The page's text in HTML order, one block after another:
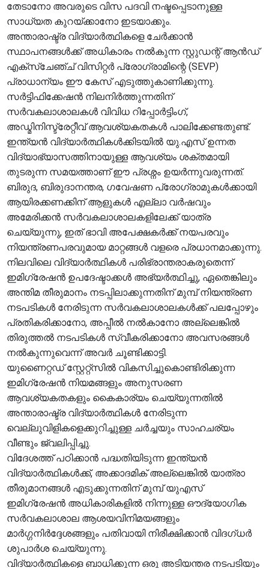
തേടാനോ അവരുടെ വിസ പദവി നഷ്ടപ്പെടാനുള്ള
സാധ്യത കുറയ്ക്കാനോ ഇടയാക്കും.
അന്താരാഷ്ട്ര വിദ്യാർത്ഥികളെ ചേർക്കാൻ
സ്ഥാപനങ്ങൾക്ക് അധികാരം നൽകുന്ന സ്റ്റുഡന്റ് ആൻഡ്
എക്സ്ചേഞ്ച് വിസിറ്റർ പ്രോഗ്രാമിന്റെ (SEVP)
പ്രാധാന്യം ഈ കേസ് എടുത്തുകാണിക്കുന്നു.
സർട്ടിഫിക്കേഷൻ നിലനിർത്തുന്നതിന്
സർവകലാശാലകൾ വിവിധ റിപ്പോർട്ടിംഗ്,
അഡ്മിനിസ്ട്രേറ്റീവ് ആവശ്യകതകൾ പാലിക്കേണ്ടതുണ്ട്.
ഇന്ത്യൻ വിദ്യാർത്ഥികൾക്കിടയിൽ യു.എസ് ഉന്നത
വിദ്യാഭ്യാസത്തിനായുള്ള ആവശ്യം ശക്തമായി
തുടരുന്ന സമയത്താണ് ഈ പ്രശ്നം ഉയർന്നുവരുന്നത്.
ബിരുദ, ബിരുദാനന്തര, ഗവേഷണ പ്രോഗ്രാമുകൾക്കായി
ആയിരക്കണക്കിന് ആളുകൾ എല്ലാ വർഷവും
അമേരിക്കൻ സർവകലാശാലകളിലേക്ക് യാത്ര
ചെയ്യുന്നു, ഇത് ഭാവി അപേക്ഷകർക്ക് നയപരവും
നിയന്ത്രണപരവുമായ മാറ്റങ്ങൾ വളരെ പ്രധാനമാക്കുന്നു.
നിലവിലെ വിദ്യാർത്ഥികൾ പരിഭ്രാന്തരാകരുതെന്ന്
ഇമിഗ്രേഷൻ ഉപദേഷ്ടാക്കൾ അഭ്യർത്ഥിച്ചു, ഏതെങ്കിലും
അന്തിമ തീരുമാനം നടപ്പിലാക്കുന്നതിന് മുമ്പ് നിയന്ത്രണ
നടപടികൾ നേരിടുന്ന സർവകലാശാലകൾക്ക് പലപ്പോഴും
പ്രതികരിക്കാനോ, അപ്പീൽ നൽകാനോ അല്ലെങ്കിൽ
തിരുത്തൽ നടപടികൾ സ്വീകരിക്കാനോ അവസരങ്ങൾ
നൽകുന്നുവെന്ന് അവർ ചൂണ്ടിക്കാട്ടി.
യുണൈറ്റഡ് സ്റ്റേറ്റ്സിൽ വികസിച്ചുകൊണ്ടിരിക്കുന്ന
ഇമിഗ്രേഷൻ നിയമങ്ങളും അനുസരണ
ആവശ്യകതകളും കൈകാര്യം ചെയ്യുന്നതിൽ
അന്താരാഷ്ട്ര വിദ്യാർത്ഥികൾ നേരിടുന്ന
വെല്ലുവിളികളെക്കുറിച്ചുള്ള ചർച്ചയും സാഹചര്യം
വീണ്ടും ജ്വലിപ്പിച്ചു.
വിദേശത്ത് പഠിക്കാൻ പദ്ധതിയിടുന്ന ഇന്ത്യൻ
വിദ്യാർത്ഥികൾക്ക്, അക്കാദമിക് അല്ലെങ്കിൽ യാത്രാ
തീരുമാനങ്ങൾ എടുക്കുന്നതിന് മുമ്പ് യുഎസ്
ഇമിഗ്രേഷൻ അധികാരികളിൽ നിന്നുള്ള ഔദ്യോഗിക
സർവകലാശാല ആശയവിനിമയങ്ങളും
മാർഗ്ഗനിർദ്ദേശങ്ങളും പതിവായി നിരീക്ഷിക്കാൻ വിദഗ്ധർ
ശുപാർശ ചെയ്യുന്നു.
വിദ്യാർത്ഥികളെ ബാധിക്കുന്ന ഒരു അടിയന്തര നടപടിയും